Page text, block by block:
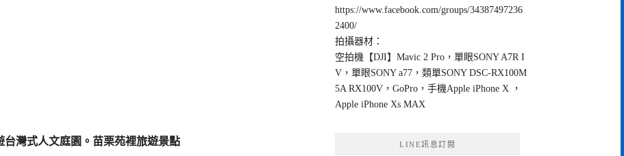
台灣式人文庭園。苗栗苑裡旅遊景點
https://www.facebook.com/groups/34387497236
2400/
拍攝器材：
空拍機【DJI】Mavic 2 Pro，單眼SONY A7R I
V，單眼SONY a77，類單SONY DSC-RX100M
5A RX100V，GoPro，手機Apple iPhone X ，
Apple iPhone Xs MAX
LINE訊息訂閱